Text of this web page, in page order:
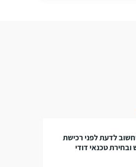
לדעת לפני רכישת
טכנאי דודי